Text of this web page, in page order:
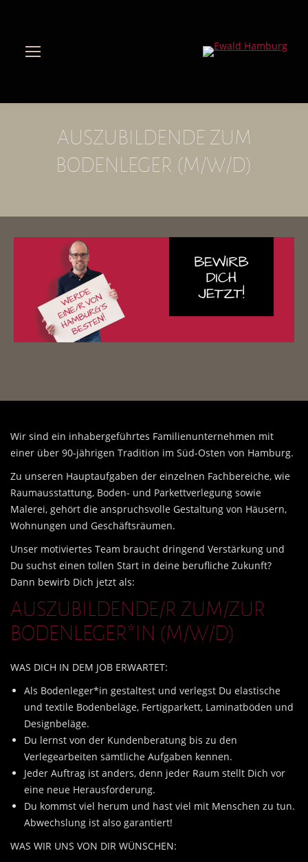
AUSZUBILDENDE ZUM
BODENLEGER (M/W/D)
Wir sind ein inhabergeführtes Familienunternehmen mit
einer über 90-jährigen Tradition im Süd-Osten von Hamburg.
Zu unseren Hauptaufgaben der einzelnen Fachbereiche, wie
Raumausstattung, Boden- und Parkettverlegung sowie
Malerei, gehört die anspruchsvolle Gestaltung von Häusern,
Wohnungen und Geschäftsräumen.
Unser motiviertes Team braucht dringend Verstärkung und
Du suchst einen tollen Start in deine berufliche Zukunft?
Dann bewirb Dich jetzt als:
AUSZUBILDENDE/R ZUM/ZUR
BODENLEGER*IN (M/W/D)
WAS DICH IN DEM JOB ERWARTET:
Als Bodenleger*in gestaltest und verlegst Du elastische
und textile Bodenbeläge, Fertigparkett, Laminatböden und
Designbeläge.
Du lernst von der Kundenberatung bis zu den
Verlegearbeiten sämtliche Aufgaben kennen.
Jeder Auftrag ist anders, denn jeder Raum stellt Dich vor
eine neue Herausforderung.
Du kommst viel herum und hast viel mit Menschen zu tun.
Abwechslung ist also garantiert!
WAS WIR UNS VON DIR WÜNSCHEN: